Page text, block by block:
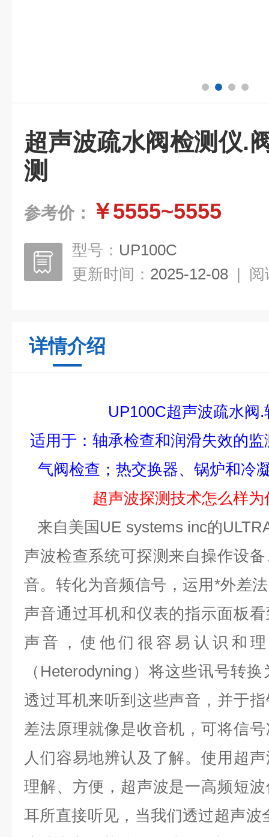
超声波疏水阀检测仪.
测
参考价： ￥5555~5555
型号： UP100C
更新时间： 2025-12-08 | 阅
详情介绍
UP100C超声波疏水阀.
适用于 ： 轴承检查和润滑失效的监
气阀检查 ； 热交换器、锅炉和冷
超声波探测技术怎么样
来自美国UE systems inc的
声波检查系统可探测来自操作设
音。转化为音频信号，运用*外差
声音通过耳机和仪表的指示面板
声音，使他们很容易认识和
（Heterodyning）将这些讯号转
透过耳机来听到这些声音，并于
差法原理就像是收音机，可将信
人们容易地辨认及了解。使用超
理解、方便，超声波是一高频短
耳所直接听见，当我们透过超声波